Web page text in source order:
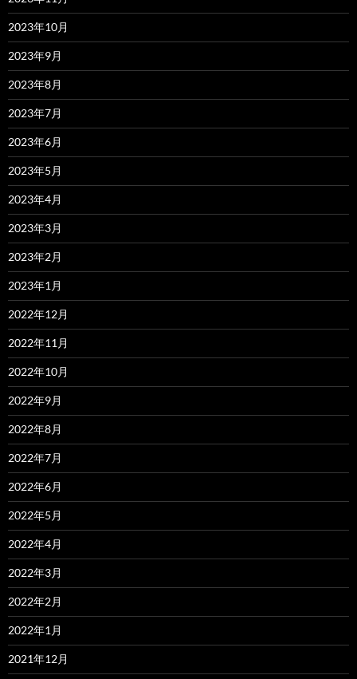
2023年10月
2023年9月
2023年8月
2023年7月
2023年6月
2023年5月
2023年4月
2023年3月
2023年2月
2023年1月
2022年12月
2022年11月
2022年10月
2022年9月
2022年8月
2022年7月
2022年6月
2022年5月
2022年4月
2022年3月
2022年2月
2022年1月
2021年12月